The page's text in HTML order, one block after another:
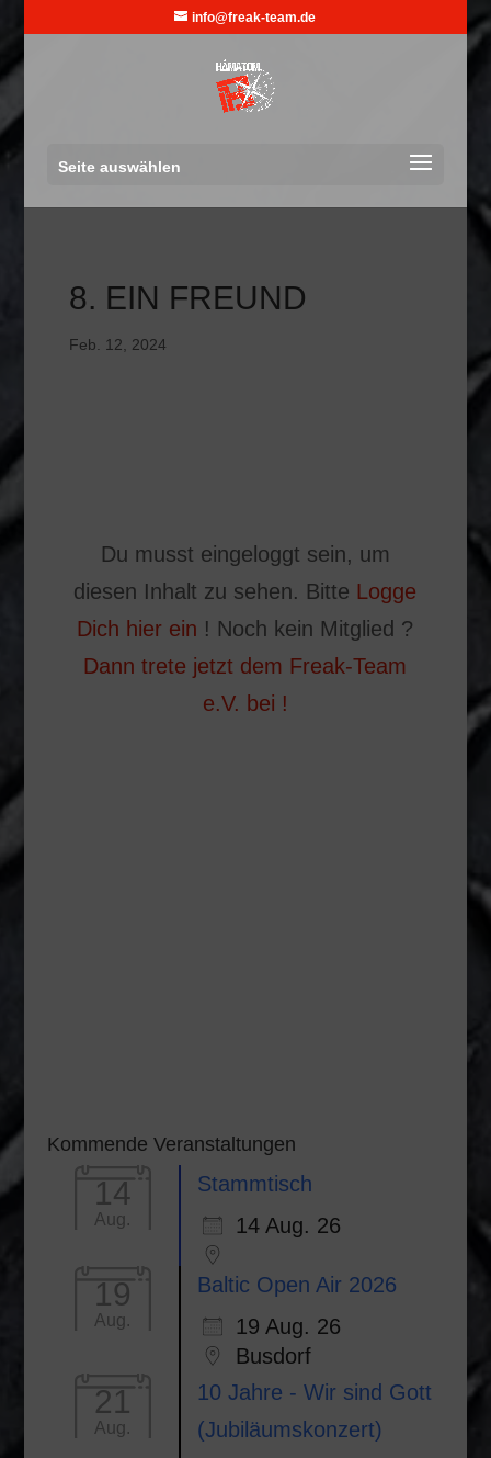
info@freak-team.de
Seite auswählen
8. EIN FREUND
Feb. 12, 2024
Du musst eingeloggt sein, um
diesen Inhalt zu sehen. Bitte Logge
Dich hier ein ! Noch kein Mitglied ?
Dann trete jetzt dem Freak-Team
e.V. bei !
Kommende Veranstaltungen
14
Aug.
Stammtisch
14 Aug. 26
19
Aug.
Baltic Open Air 2026
19 Aug. 26
Busdorf
21
Aug.
10 Jahre - Wir sind Gott
(Jubiläumskonzert)